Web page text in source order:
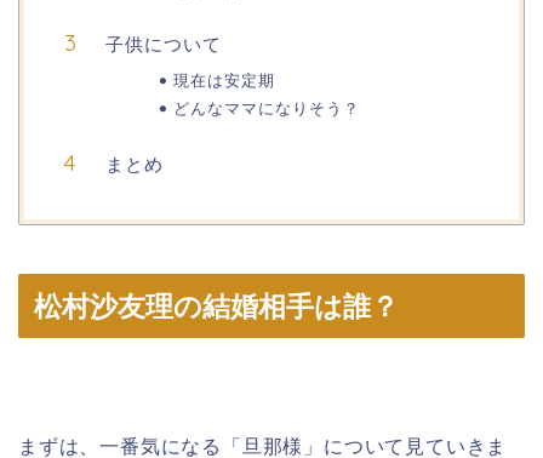
子供について
現在は安定期
どんなママになりそう？
まとめ
松村沙友理の結婚相手は誰？
まずは、一番気になる「旦那様」について見ていきま